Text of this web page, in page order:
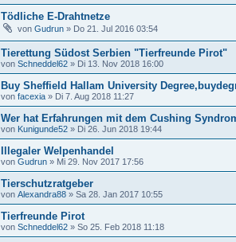
Tödliche E-Drahtnetze
von Gudrun » Do 21. Jul 2016 03:54
Tierettung Südost Serbien "Tierfreunde Pirot"
von Schneddel62 » Di 13. Nov 2018 16:00
Buy Sheffield Hallam University
von facexia » Di 7. Aug 2018 11:27
Wer hat Erfahrungen mit dem Cushing
von Kunigunde52 » Di 26. Jun 2018 19:44
Illegaler Welpenhandel
von Gudrun » Mi 29. Nov 2017 17:56
Tierschutzratgeber
von Alexandra88 » Sa 28. Jan 2017 10:55
Tierfreunde Pirot
von Schneddel62 » So 25. Feb 2018 11:18